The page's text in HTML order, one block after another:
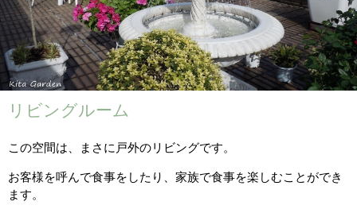
リビングルーム
この空間は、まさに戸外のリビングです。
お客様を呼んで食事をしたり、家族で食事を楽しむことができ
ます。